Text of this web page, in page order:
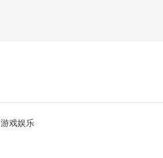
游戏娱乐